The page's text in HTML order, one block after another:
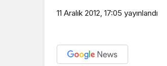
11 Aralık 2012, 17:05 yayınlandı